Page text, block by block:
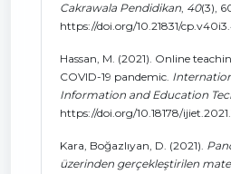
Cakrawala Pendidikan, 40(3),
https://doi.org/10.21831/
Hassan, M. (2021). Online
COVID-19 pandemic.
Information and Education
https://doi.org/10.18178/
Kara, Boğazlıyan, D. (2021).
üzerinden gerçekleştirilen